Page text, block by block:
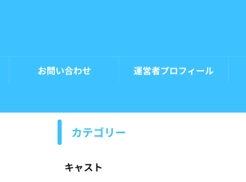
お問い合わせ 運営者プロフィール
カテゴリー
キャスト